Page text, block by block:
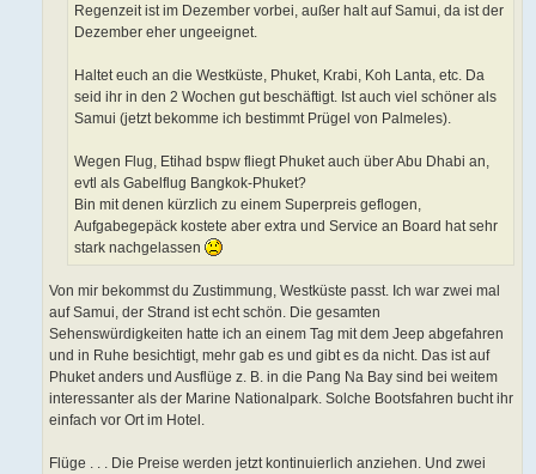
Regenzeit ist im Dezember vorbei, außer halt auf Samui, da ist der
Dezember eher ungeeignet.
Haltet euch an die Westküste, Phuket, Krabi, Koh Lanta, etc. Da
seid ihr in den 2 Wochen gut beschäftigt. Ist auch viel schöner als
Samui (jetzt bekomme ich bestimmt Prügel von Palmeles).
Wegen Flug, Etihad bspw fliegt Phuket auch über Abu Dhabi an,
evtl als Gabelflug Bangkok-Phuket?
Bin mit denen kürzlich zu einem Superpreis geflogen,
Aufgabegepäck kostete aber extra und Service an Board hat sehr
stark nachgelassen
Von mir bekommst du Zustimmung, Westküste passt. Ich war zwei mal
auf Samui, der Strand ist echt schön. Die gesamten
Sehenswürdigkeiten hatte ich an einem Tag mit dem Jeep abgefahren
und in Ruhe besichtigt, mehr gab es und gibt es da nicht. Das ist auf
Phuket anders und Ausflüge z. B. in die Pang Na Bay sind bei weitem
interessanter als der Marine Nationalpark. Solche Bootsfahren bucht ihr
einfach vor Ort im Hotel.
Flüge . . . Die Preise werden jetzt kontinuierlich anziehen. Und zwei